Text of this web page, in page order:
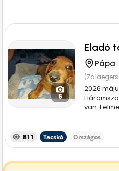
6
Eladó
Pápa
2026
van.
811 Tacskó Országos